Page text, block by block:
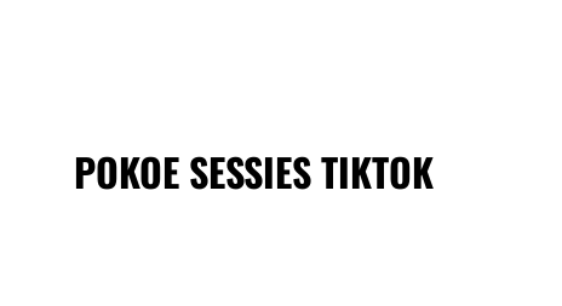
POKOE SESSIES TIKTOK